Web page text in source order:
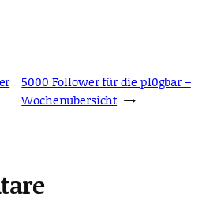
5000 Follower für die pl0gbar –
Wochenübersicht →